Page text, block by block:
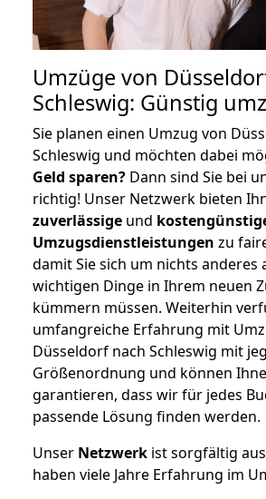
Umzüge von
Schleswig: Günstig
Sie planen einen Umzug von
Schleswig und möchten dabei
Geld sparen? Dann sind Sie bei
richtig! Unser Netzwerk bieten
zuverlässige und
Umzugsdienstleistungen zu
damit Sie sich um nichts anderes
wichtigen Dinge in Ihrem neuen
kümmern müssen. Weiterhin
umfangreiche Erfahrung mit
Düsseldorf nach Schleswig mit
Größenordnung und können
garantieren, dass wir für jedes
passende Lösung finden werden.
Unser Netzwerk ist sorgfältig
haben viele Jahre Erfahrung im